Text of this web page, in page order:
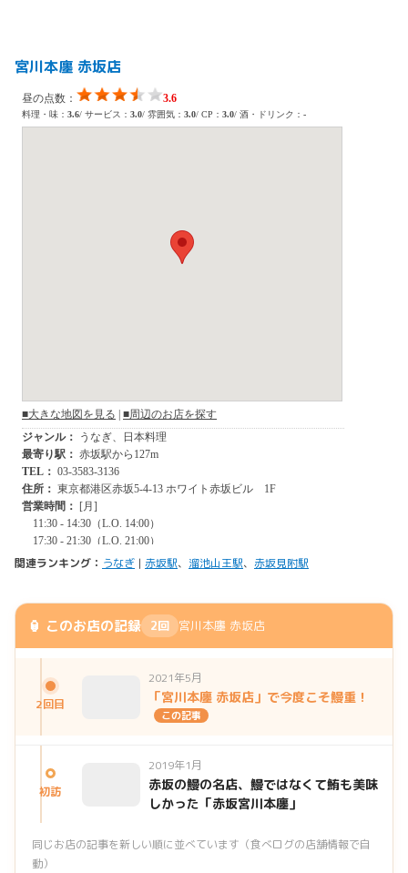
宮川本廛 赤坂店
関連ランキング： うなぎ | 赤坂駅、 溜池山王駅、 赤坂見附駅
🏮 このお店の記録 2回 宮川本廛 赤坂店
2回目
2021年5月
「宮川本廛 赤坂店」で今度こそ鰻重！
この記事
初訪
2019年1月
赤坂の鰻の名店、鰻ではなくて鮪も美味
しかった「赤坂宮川本廛」
同じお店の記事を新しい順に並べています（食べログの店舗情報で自
動）